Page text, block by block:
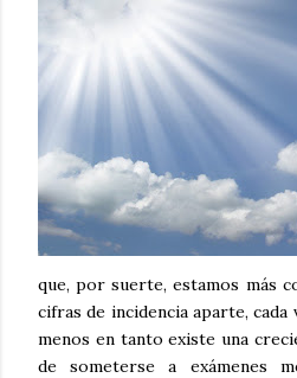
que, por suerte, estamos más
cifras de incidencia aparte, cada
menos en tanto existe una
de someterse a exámenes